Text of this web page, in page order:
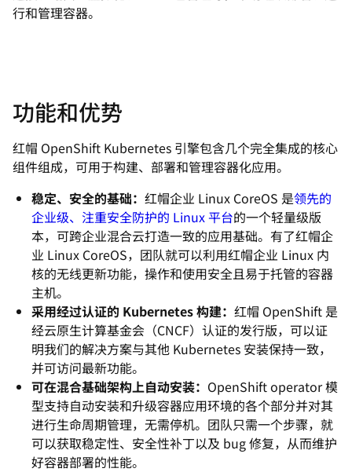
行和管理容器。
功能和优势
红帽 OpenShift Kubernetes 引擎包含几个完全集成的核心
组件组成，可用于构建、部署和管理容器化应用。
稳定、安全的基础： 红帽企业 Linux CoreOS 是领先的
企业级、注重安全防护的 Linux 平台的一个轻量级版
本，可跨企业混合云打造一致的应用基础。有了红帽企
业 Linux CoreOS，团队就可以利用红帽企业 Linux 内
核的无线更新功能，操作和使用安全且易于托管的容器
主机。
采用经过认证的 Kubernetes 构建： 红帽 OpenShift 是
经云原生计算基金会（CNCF）认证的发行版，可以证
明我们的解决方案与其他 Kubernetes 安装保持一致，
并可访问最新功能。
可在混合基础架构上自动安装： OpenShift operator 模
型支持自动安装和升级容器应用环境的各个部分并对其
进行生命周期管理，无需停机。团队只需一个步骤，就
可以获取稳定性、安全性补丁以及 bug 修复，从而维护
好容器部署的性能。